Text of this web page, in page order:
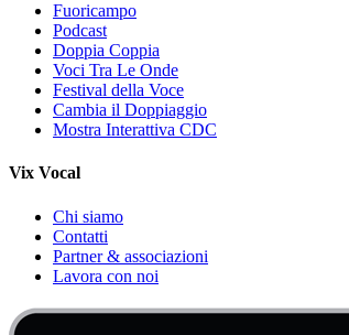
Fuoricampo
Podcast
Doppia Coppia
Voci Tra Le Onde
Festival della Voce
Cambia il Doppiaggio
Mostra Interattiva CDC
Vix Vocal
Chi siamo
Contatti
Partner & associazioni
Lavora con noi